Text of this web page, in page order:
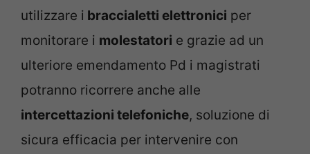
utilizzare i braccialetti elettronici per
monitorare i molestatori e grazie ad un
ulteriore emendamento Pd i magistrati
potranno ricorrere anche alle
intercettazioni telefoniche, soluzione di
sicura efficacia per intervenire con